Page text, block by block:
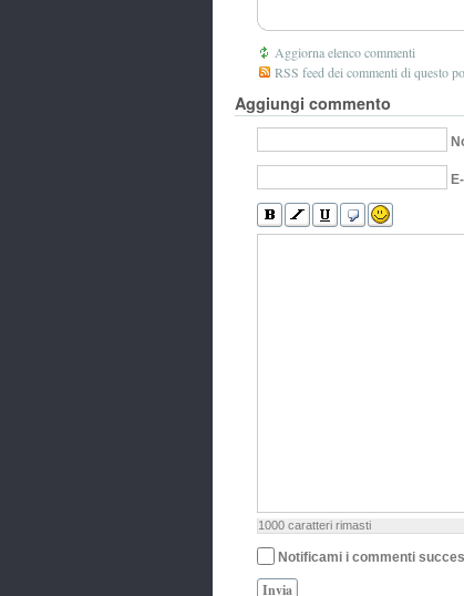
Aggiorna elenco commenti
RSS feed dei commenti di questo
Aggiungi commento
1000 caratteri rimasti
Notificami i commenti
Invia